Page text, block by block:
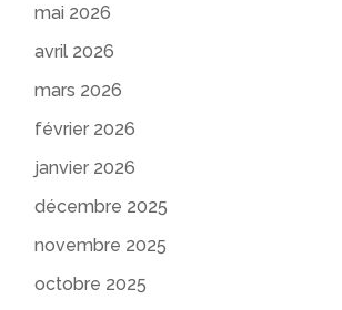
mai 2026
avril 2026
mars 2026
février 2026
janvier 2026
décembre 2025
novembre 2025
octobre 2025